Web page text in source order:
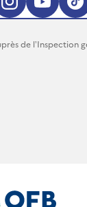
de l’Inspection